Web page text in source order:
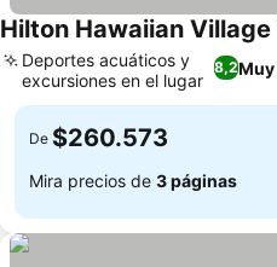
Hilton Hawaiian
8,2
Deportes acuáticos y
excursiones en el lugar
De $260.573
Mira precios de 3 páginas